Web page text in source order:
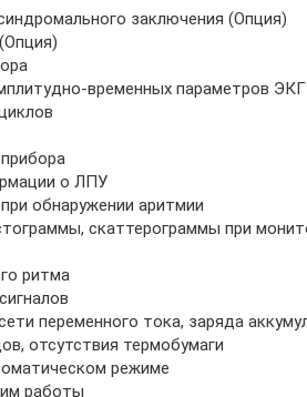
заключения (Опция)
временных параметров ЭКГ
о ЛПУ
обнаружении аритмии
скаттерограммы при
ритма
переменного тока, заряда
отсутствия термобумаги
режиме
работы